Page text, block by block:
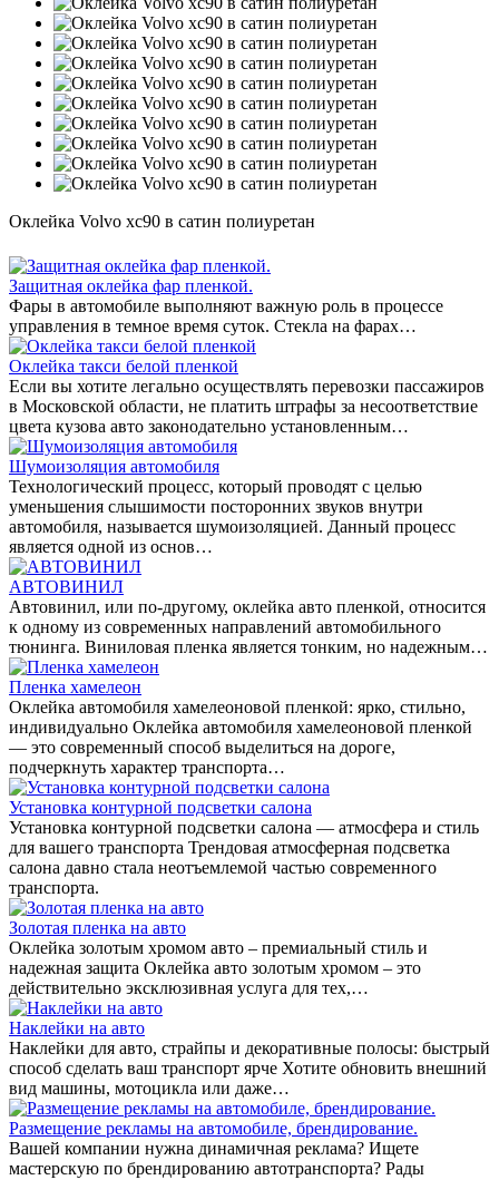
Оклейка Volvo xc90 в сатин полиуретан
Защитная оклейка фар пленкой.
Фары в автомобиле выполняют важную роль в процессе
управления в темное время суток. Стекла на фарах…
Оклейка такси белой пленкой
Если вы хотите легально осуществлять перевозки пассажиров
в Московской области, не платить штрафы за несоответствие
цвета кузова авто законодательно установленным…
Шумоизоляция автомобиля
Технологический процесс, который проводят с целью
уменьшения слышимости посторонних звуков внутри
автомобиля, называется шумоизоляцией. Данный процесс
является одной из основ…
АВТОВИНИЛ
Автовинил, или по-другому, оклейка авто пленкой, относится
к одному из современных направлений автомобильного
тюнинга. Виниловая пленка является тонким, но надежным…
Пленка хамелеон
Оклейка автомобиля хамелеоновой пленкой: ярко, стильно,
индивидуально Оклейка автомобиля хамелеоновой пленкой
— это современный способ выделиться на дороге,
подчеркнуть характер транспорта…
Установка контурной подсветки салона
Установка контурной подсветки салона — атмосфера и стиль
для вашего транспорта Трендовая атмосферная подсветка
салона давно стала неотъемлемой частью современного
транспорта.
Золотая пленка на авто
Оклейка золотым хромом авто – премиальный стиль и
надежная защита Оклейка авто золотым хромом – это
действительно эксклюзивная услуга для тех,…
Наклейки на авто
Наклейки для авто, страйпы и декоративные полосы: быстрый
способ сделать ваш транспорт ярче Хотите обновить внешний
вид машины, мотоцикла или даже…
Размещение рекламы на автомобиле, брендирование.
Вашей компании нужна динамичная реклама? Ищете
мастерскую по брендированию автотранспорта? Рады